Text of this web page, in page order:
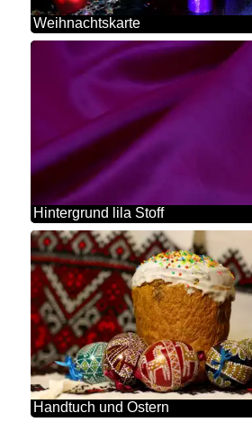
Weihnachtskarte
Hintergrund lila Stoff
Handtuch und Ostern